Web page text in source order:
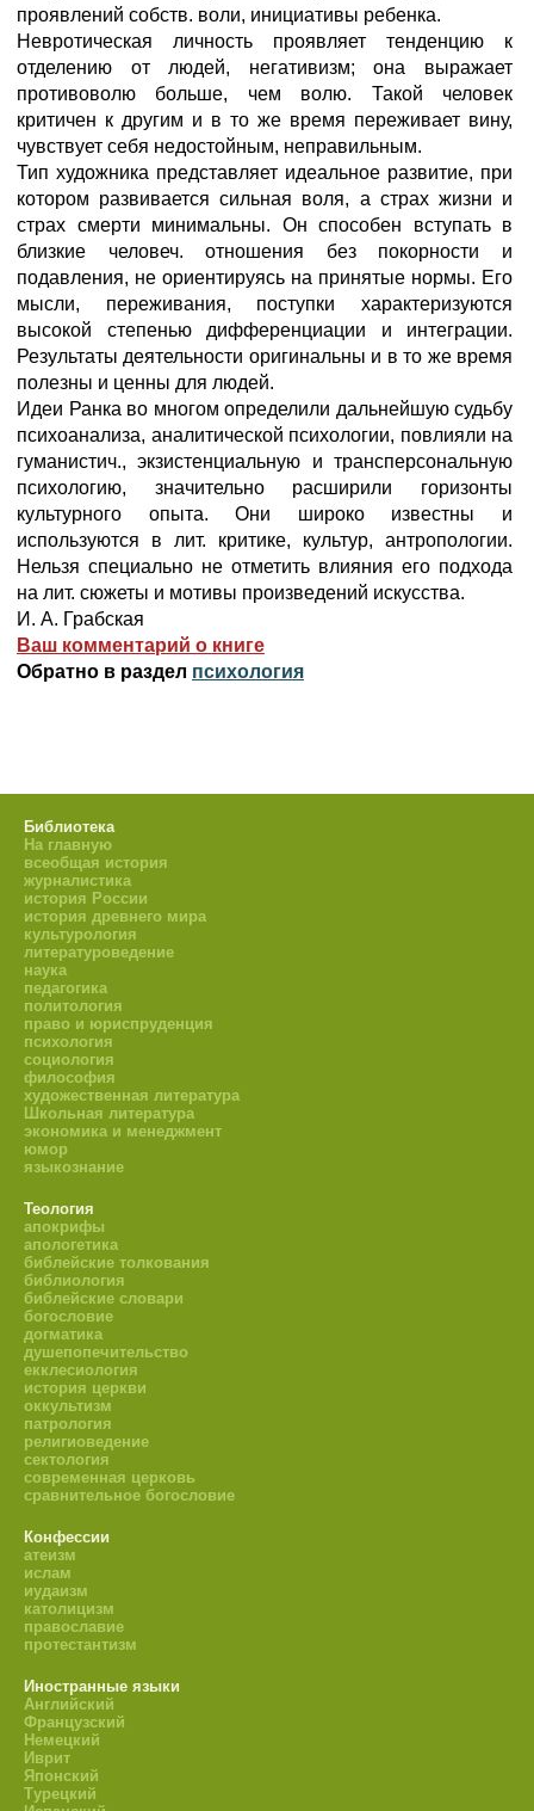
проявлений собств. воли, инициативы ребенка.
Невротическая личность проявляет тенденцию к
отделению от людей, негативизм; она выражает
противоволю больше, чем волю. Такой человек
критичен к другим и в то же время переживает вину,
чувствует себя недостойным, неправильным.
Тип художника представляет идеальное развитие, при
котором развивается сильная воля, а страх жизни и
страх смерти минимальны. Он способен вступать в
близкие человеч. отношения без покорности и
подавления, не ориентируясь на принятые нормы. Его
мысли, переживания, поступки характеризуются
высокой степенью дифференциации и интеграции.
Результаты деятельности оригинальны и в то же время
полезны и ценны для людей.
Идеи Ранка во многом определили дальнейшую судьбу
психоанализа, аналитической психологии, повлияли на
гуманистич., экзистенциальную и трансперсональную
психологию, значительно расширили горизонты
культурного опыта. Они широко известны и
используются в лит. критике, культур, антропологии.
Нельзя специально не отметить влияния его подхода
на лит. сюжеты и мотивы произведений искусства.
И. А. Грабская
Ваш комментарий о книге
Обратно в раздел психология
Библиотека
На главную
всеобщая история
журналистика
история России
история древнего мира
культурология
литературоведение
наука
педагогика
политология
право и юриспруденция
психология
социология
философия
художественная литература
Школьная литература
экономика и менеджмент
юмор
языкознание
Теология
апокрифы
апологетика
библейские толкования
библиология
библейские словари
богословие
догматика
душепопечительство
екклесиология
история церкви
оккультизм
патрология
религиоведение
сектология
современная церковь
сравнительное богословие
Конфессии
атеизм
ислам
иудаизм
католицизм
православие
протестантизм
Иностранные языки
Английский
Французский
Немецкий
Иврит
Японский
Турецкий